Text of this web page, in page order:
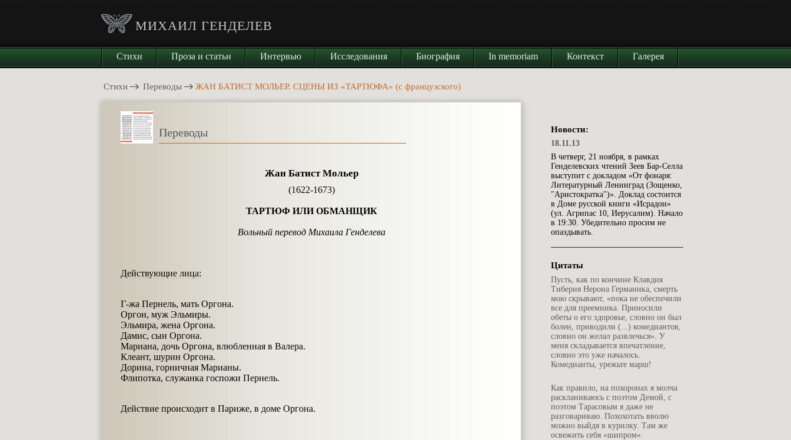
МИХАИЛ ГЕНДЕЛЕВ
Стихи Проза и статьи Интервью Исследования Биография In memoriam Контекст Галерея
Стихи Переводы ЖАН БАТИСТ МОЛЬЕР. СЦЕНЫ ИЗ «ТАРТЮФА» (с французского)
Переводы
Жан Батист Мольер
(1622-1673)
ТАРТЮФ ИЛИ ОБМАНЩИК
Вольный перевод Михаила Генделева
Действующие лица:
Г-жа Пернель, мать Оргона.
Оргон, муж Эльмиры.
Эльмира, жена Оргона.
Дамис, сын Оргона.
Мариана, дочь Оргона, влюбленная в Валера.
Клеант, шурин Оргона.
Дорина, горничная Марианы.
Флипотка, служанка госпожи Пернель.
Действие происходит в Париже, в доме Оргона.
Новости:
18.11.13
В четверг, 21 ноября, в рамках
Генделевских чтений Зеев Бар-Селла
выступит с докладом «От фонаря:
Литературный Ленинград (Зощенко,
"Аристократка")». Доклад состоится
в Доме русской книги «Исрадон»
(ул. Агрипас 10, Иерусалим). Начало
в 19:30. Убедительно просим не
опаздывать.
Цитаты
Пусть, как по кончине Клавдия
Тиберия Нерона Германика, смерть
мою скрывают, «пока не обеспечили
все для преемника. Приносили
обеты о его здоровье, словно он был
болен, приводили (...) комедиантов,
словно он желал развлечься». У
меня складывается впечатление,
словно это уже началось.
Комедианты, урежьте марш!
Как правило, на похоронах я молча
раскланиваюсь с поэтом Демой, с
поэтом Тарасовым я даже не
разговариваю. Похохотать вволю
можно выйдя в курилку. Там же
освежить себя «шипром».